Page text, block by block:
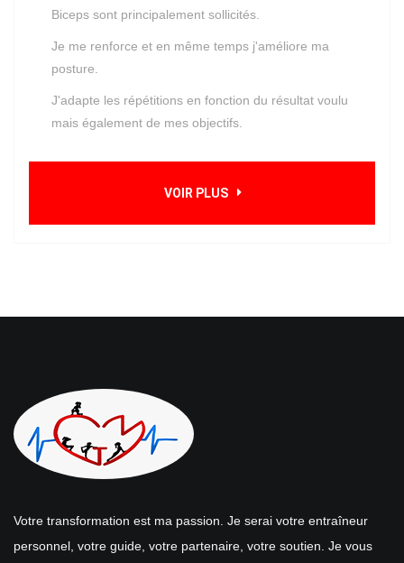
Biceps sont principalement sollicités.
Je me renforce et en même temps j'améliore ma
posture.
J'adapte les répétitions en fonction du résultat voulu
mais également de mes objectifs.
VOIR PLUS
Votre transformation est ma passion. Je serai votre entraîneur
personnel, votre guide, votre partenaire, votre soutien. Je vous